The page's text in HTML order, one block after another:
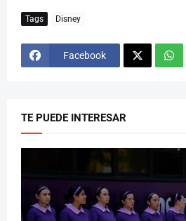
Tags Disney
Facebook
TE PUEDE INTERESAR